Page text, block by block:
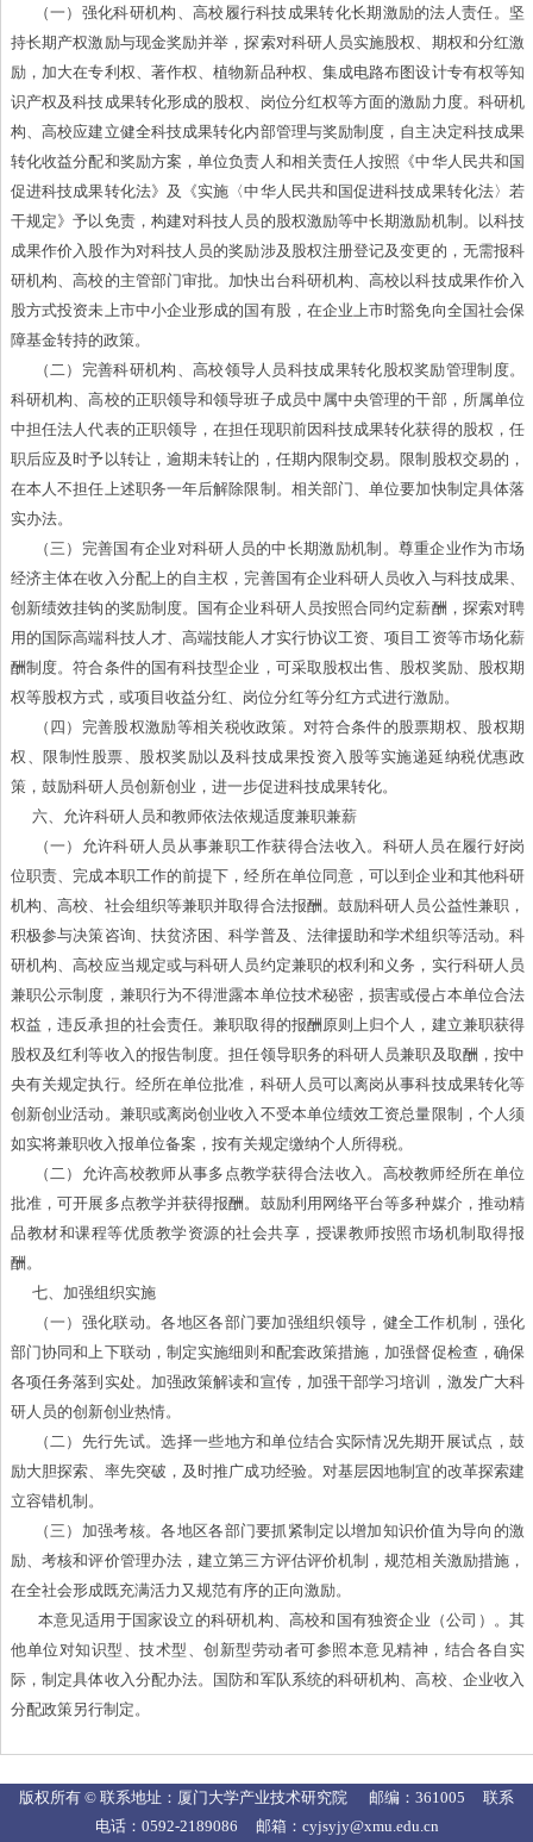
（一）强化科研机构、高校履行科技成果转化长期激励的法人责任。坚
持长期产权激励与现金奖励并举，探索对科研人员实施股权、期权和分红激
励，加大在专利权、著作权、植物新品种权、集成电路布图设计专有权等知
识产权及科技成果转化形成的股权、岗位分红权等方面的激励力度。科研机
构、高校应建立健全科技成果转化内部管理与奖励制度，自主决定科技成果
转化收益分配和奖励方案，单位负责人和相关责任人按照《中华人民共和国
促进科技成果转化法》及《实施〈中华人民共和国促进科技成果转化法〉若
干规定》予以免责，构建对科技人员的股权激励等中长期激励机制。以科技
成果作价入股作为对科技人员的奖励涉及股权注册登记及变更的，无需报科
研机构、高校的主管部门审批。加快出台科研机构、高校以科技成果作价入
股方式投资未上市中小企业形成的国有股，在企业上市时豁免向全国社会保
障基金转持的政策。
（二）完善科研机构、高校领导人员科技成果转化股权奖励管理制度。
科研机构、高校的正职领导和领导班子成员中属中央管理的干部，所属单位
中担任法人代表的正职领导，在担任现职前因科技成果转化获得的股权，任
职后应及时予以转让，逾期未转让的，任期内限制交易。限制股权交易的，
在本人不担任上述职务一年后解除限制。相关部门、单位要加快制定具体落
实办法。
（三）完善国有企业对科研人员的中长期激励机制。尊重企业作为市场
经济主体在收入分配上的自主权，完善国有企业科研人员收入与科技成果、
创新绩效挂钩的奖励制度。国有企业科研人员按照合同约定薪酬，探索对聘
用的国际高端科技人才、高端技能人才实行协议工资、项目工资等市场化薪
酬制度。符合条件的国有科技型企业，可采取股权出售、股权奖励、股权期
权等股权方式，或项目收益分红、岗位分红等分红方式进行激励。
（四）完善股权激励等相关税收政策。对符合条件的股票期权、股权期
权、限制性股票、股权奖励以及科技成果投资入股等实施递延纳税优惠政
策，鼓励科研人员创新创业，进一步促进科技成果转化。
六、允许科研人员和教师依法依规适度兼职兼薪
（一）允许科研人员从事兼职工作获得合法收入。科研人员在履行好岗
位职责、完成本职工作的前提下，经所在单位同意，可以到企业和其他科研
机构、高校、社会组织等兼职并取得合法报酬。鼓励科研人员公益性兼职，
积极参与决策咨询、扶贫济困、科学普及、法律援助和学术组织等活动。科
研机构、高校应当规定或与科研人员约定兼职的权利和义务，实行科研人员
兼职公示制度，兼职行为不得泄露本单位技术秘密，损害或侵占本单位合法
权益，违反承担的社会责任。兼职取得的报酬原则上归个人，建立兼职获得
股权及红利等收入的报告制度。担任领导职务的科研人员兼职及取酬，按中
央有关规定执行。经所在单位批准，科研人员可以离岗从事科技成果转化等
创新创业活动。兼职或离岗创业收入不受本单位绩效工资总量限制，个人须
如实将兼职收入报单位备案，按有关规定缴纳个人所得税。
（二）允许高校教师从事多点教学获得合法收入。高校教师经所在单位
批准，可开展多点教学并获得报酬。鼓励利用网络平台等多种媒介，推动精
品教材和课程等优质教学资源的社会共享，授课教师按照市场机制取得报
酬。
七、加强组织实施
（一）强化联动。各地区各部门要加强组织领导，健全工作机制，强化
部门协同和上下联动，制定实施细则和配套政策措施，加强督促检查，确保
各项任务落到实处。加强政策解读和宣传，加强干部学习培训，激发广大科
研人员的创新创业热情。
（二）先行先试。选择一些地方和单位结合实际情况先期开展试点，鼓
励大胆探索、率先突破，及时推广成功经验。对基层因地制宜的改革探索建
立容错机制。
（三）加强考核。各地区各部门要抓紧制定以增加知识价值为导向的激
励、考核和评价管理办法，建立第三方评估评价机制，规范相关激励措施，
在全社会形成既充满活力又规范有序的正向激励。
本意见适用于国家设立的科研机构、高校和国有独资企业（公司）。其
他单位对知识型、技术型、创新型劳动者可参照本意见精神，结合各自实
际，制定具体收入分配办法。国防和军队系统的科研机构、高校、企业收入
分配政策另行制定。
版权所有 © 联系地址：厦门大学产业技术研究院 邮编：361005 联系
电话：0592-2189086 邮箱：cyjsyjy@xmu.edu.cn